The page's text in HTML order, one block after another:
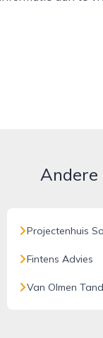
Andere
Projectenhuis
Fintens Advies
Van Olmen